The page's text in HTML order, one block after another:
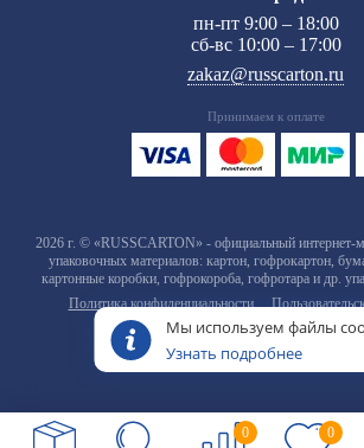
0 0
пн-пт 9:00 – 18:00
сб-вс 10:00 – 17:00
zakaz@russcarton.ru
Принимаем к оплате
2026 г. © «RUSSCARTON» - официальный интернет-
упаковочных материалов: картон, гофрокартон,
картонные коробки, гофрокороба, гофротара и др.
Политика конфиденциальности
Мы используем файлы
Узнать подробнее